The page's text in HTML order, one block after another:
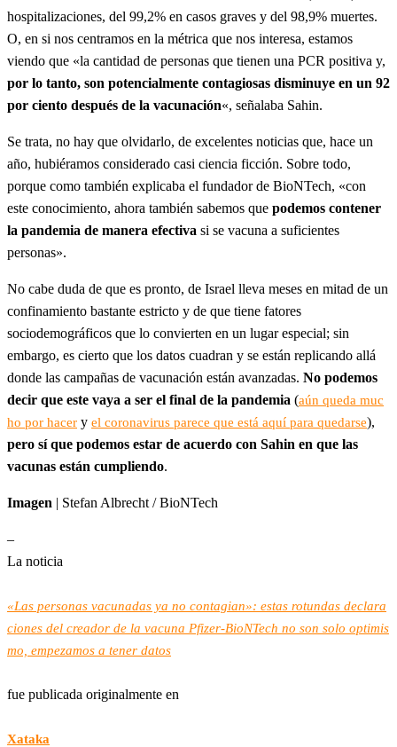
hospitalizaciones, del 99,2% en casos graves y del 98,9% muertes.
O, en si nos centramos en la métrica que nos interesa, estamos
viendo que «la cantidad de personas que tienen una PCR positiva y,
por lo tanto, son potencialmente contagiosas disminuye en un 92
por ciento después de la vacunación«, señalaba Sahin.
Se trata, no hay que olvidarlo, de excelentes noticias que, hace un
año, hubiéramos considerado casi ciencia ficción. Sobre todo,
porque como también explicaba el fundador de BioNTech, «con
este conocimiento, ahora también sabemos que podemos contener
la pandemia de manera efectiva si se vacuna a suficientes
personas».
No cabe duda de que es pronto, de Israel lleva meses en mitad de un
confinamiento bastante estricto y de que tiene fatores
sociodemográficos que lo convierten en un lugar especial; sin
embargo, es cierto que los datos cuadran y se están replicando allá
donde las campañas de vacunación están avanzadas. No podemos
decir que este vaya a ser el final de la pandemia (aún queda muc
ho por hacer y el coronavirus parece que está aquí para quedarse),
pero sí que podemos estar de acuerdo con Sahin en que las
vacunas están cumpliendo.
Imagen | Stefan Albrecht / BioNTech
–
La noticia
«Las personas vacunadas ya no contagian»: estas rotundas declara
ciones del creador de la vacuna Pfizer-BioNTech no son solo optimis
mo, empezamos a tener datos
fue publicada originalmente en
Xataka